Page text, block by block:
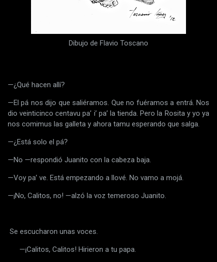
Dibujo de Flavio Toscano
—¿Qué hacen allí?
—El pá nos dijo que saliéramos. Que no fuéramos a entrá. Nos
dio veinticinco centavu paʼ iʼ paʼ la tienda. Pero la Rosita y yo ya
nos comimus las galleta y ahora tamu esperando que salga.
—¿Está solo el pá?
—No —respondió Juanito con la cabeza baja.
—Voy paʼ ve. Está empezando a llové. No vamo a mojá.
—¡No, Calitos, no! —alzó la voz temeroso Juanito.
Se escucharon unas voces.
—¡Calitos, Calitos! Hirieron a tu papa.